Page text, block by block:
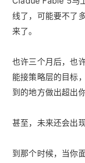
线了，可能要不了
来了。
也许三个月后，也
能接策略层的目标
到的地方做出超出
甚至，未来还会出
到那个时候，当你